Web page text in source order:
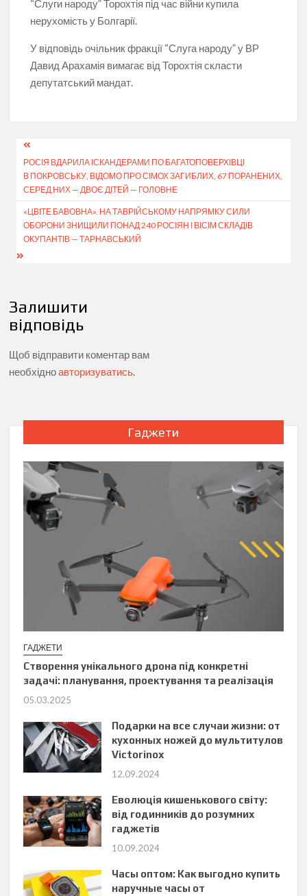
“Слуги народу” Торохтія під час війни купила
нерухомість у Болгарії.
У відповідь очільник фракції “Слуга народу” у ВР
Давид Арахамія вимагає від Торохтія скласти
депутатський мандат.
Навігація
записів
РОСІЯ ВДАРИЛА ІСКАНДЕРАМИ ПО БАГАТОПОВЕРХІВЦІ
В ПОКРОВСЬКУ, ВІДОМО ПРО СІМОХ ЗАГИБЛИХ, 67 ПОРАНЕНИХ,
СЕРЕД НИХ — ДВОЄ ДІТЕЙ — ГОЛОВНЕ
«ЦВІТЕ БАВОВНА». НА ТАВРІЙСЬКОМУ НАПРЯМКУ СИЛИ
ОБОРОНИ ЗНИЩИЛИ ПОНАД 240 РОСІЯН І ВІСІМ СКЛАДІВ
ОКУПАНТІВ — ТАРНАВСЬКИЙ
Залишити
відповідь
Щоб відправити коментар вам
необхідноавторизуватись.
Гаджети
ГАДЖЕТИ
Створення унікального дрона під конкретні
задачі: планування, проектування та реалізація
05.03.2025
Подарки на все случаи жизни: от
кухонных ножей до мультитулов
Victorinox
12.09.2024
Еволюція кишенькового світу:
від годинників до розумних
гаджетів
10.09.2024
Часы оптом: Как выгодно купить
наручные часы от